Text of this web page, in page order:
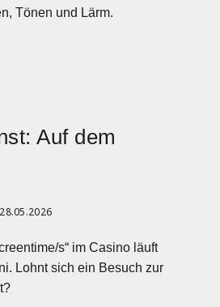
Tönen und Lärm.
Auf dem
28.05.2026
s“ im Casino läuft
Lohnt sich ein Besuch zur